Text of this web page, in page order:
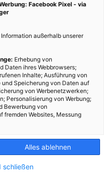
Facebook Pixel - via
außerhalb unserer
Erhebung von
Daten ihres Webbrowsers;
Inhalte; Ausführung von
Speicherung von Daten auf
von Werbenetzwerken;
Personalisierung von Werbung;
Bewerbung von
fremden Websites, Messung
Alles ablehnen
schließen